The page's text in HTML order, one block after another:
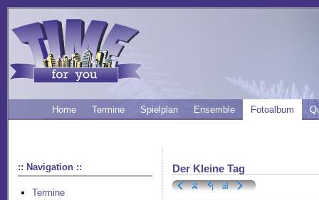
Home Termine Spielplan Ensemble Fotoalbum
:: Navigation ::
Termine
Der Kleine Tag